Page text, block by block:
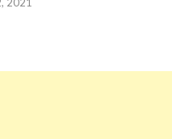
2021